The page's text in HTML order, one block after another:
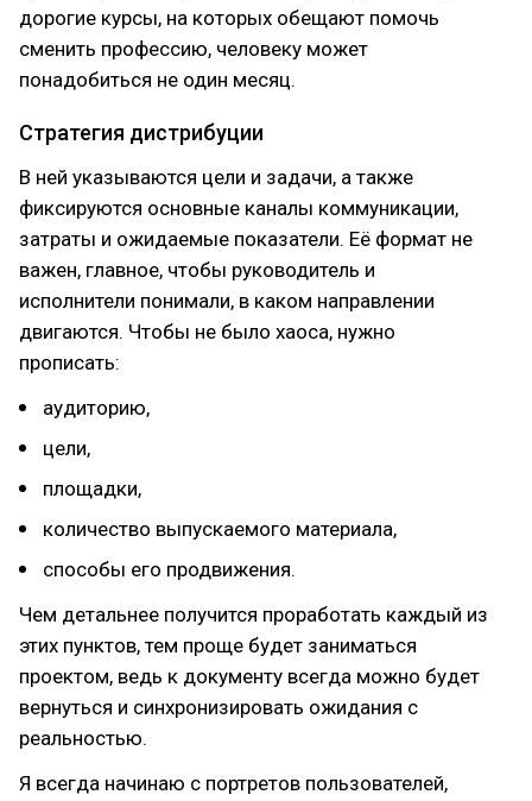
дорогие курсы, на которых обещают помочь
сменить профессию, человеку может
понадобиться не один месяц.
Стратегия дистрибуции
В ней указываются цели и задачи, а также
фиксируются основные каналы коммуникации,
затраты и ожидаемые показатели. Её формат не
важен, главное, чтобы руководитель и
исполнители понимали, в каком направлении
двигаются. Чтобы не было хаоса, нужно
прописать:
аудиторию,
цели,
площадки,
количество выпускаемого материала,
способы его продвижения.
Чем детальнее получится проработать каждый из
этих пунктов, тем проще будет заниматься
проектом, ведь к документу всегда можно будет
вернуться и синхронизировать ожидания с
реальностью.
Я всегда начинаю с портретов пользователей,